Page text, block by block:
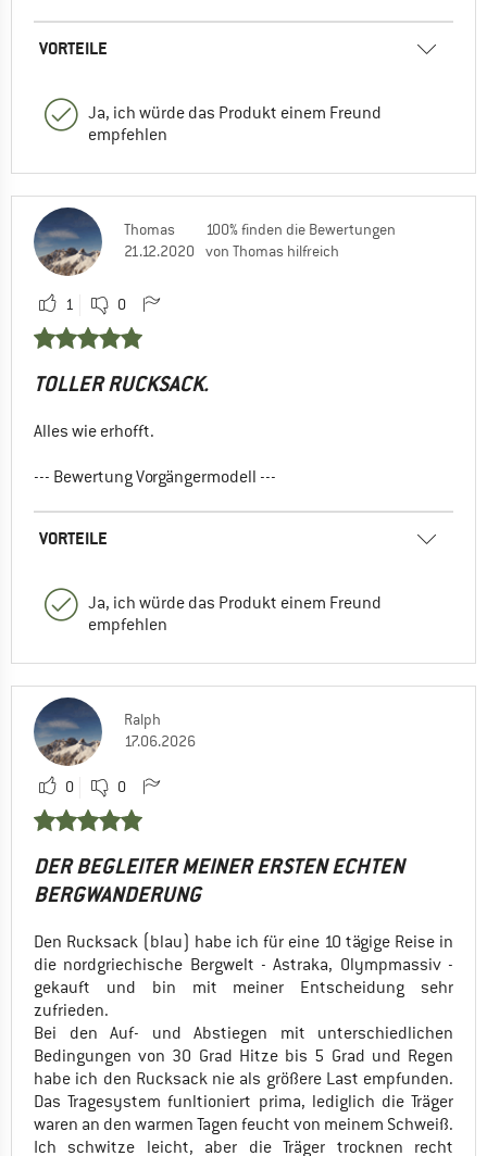
VORTEILE
Ja, ich würde das Produkt einem Freund
empfehlen
Thomas
21.12.2020
100% finden die Bewertungen
von Thomas hilfreich
1 0
TOLLER RUCKSACK.
Alles wie erhofft.
--- Bewertung Vorgängermodell ---
VORTEILE
Ja, ich würde das Produkt einem Freund
empfehlen
Ralph
17.06.2026
0 0
DER BEGLEITER MEINER ERSTEN ECHTEN
BERGWANDERUNG
Den Rucksack (blau) habe ich für eine 10 tägige Reise in
die nordgriechische Bergwelt - Astraka, Olympmassiv -
gekauft und bin mit meiner Entscheidung sehr
zufrieden.
Bei den Auf- und Abstiegen mit unterschiedlichen
Bedingungen von 30 Grad Hitze bis 5 Grad und Regen
habe ich den Rucksack nie als größere Last empfunden.
Das Tragesystem funltioniert prima, lediglich die Träger
waren an den warmen Tagen feucht von meinem Schweiß.
Ich schwitze leicht, aber die Träger trocknen recht